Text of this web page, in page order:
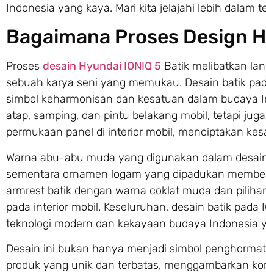
Indonesia yang kaya. Mari kita jelajahi lebih dalam
Bagaimana Proses Design
Proses desain Hyundai IONIQ 5 Batik melibatkan
sebuah karya seni yang memukau. Desain batik
simbol keharmonisan dan kesatuan dalam budaya
atap, samping, dan pintu belakang mobil, tetapi
permukaan panel di interior mobil, menciptakan
Warna abu-abu muda yang digunakan dalam
sementara ornamen logam yang dipadukan
armrest batik dengan warna coklat muda dan
pada interior mobil. Keseluruhan, desain batik
teknologi modern dan kekayaan budaya Indonesia
Desain ini bukan hanya menjadi simbol
produk yang unik dan terbatas, menggambarkan